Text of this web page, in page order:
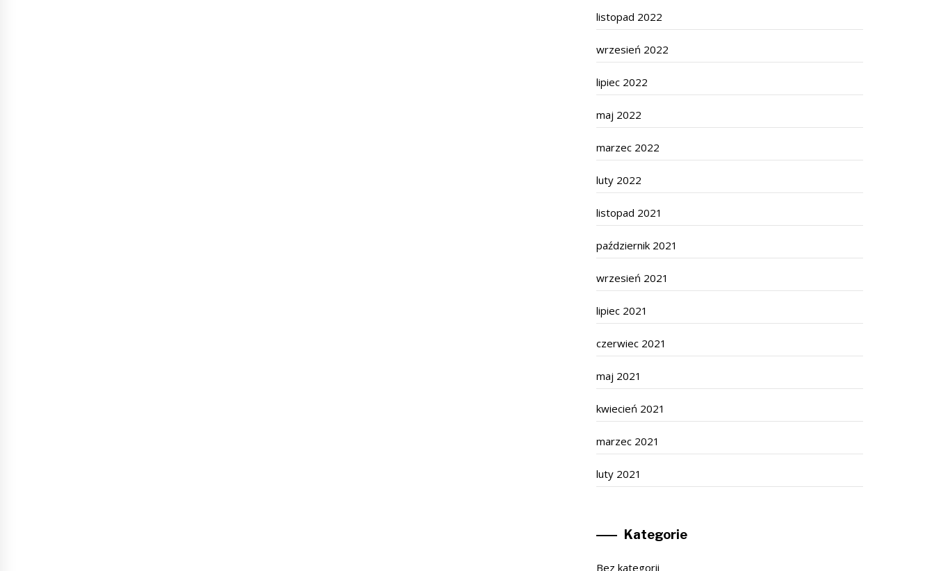
listopad 2022
wrzesień 2022
lipiec 2022
maj 2022
marzec 2022
luty 2022
listopad 2021
październik 2021
wrzesień 2021
lipiec 2021
czerwiec 2021
maj 2021
kwiecień 2021
marzec 2021
luty 2021
Kategorie
Bez kategorii